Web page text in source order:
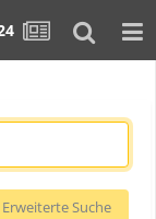
Erweiterte Suche